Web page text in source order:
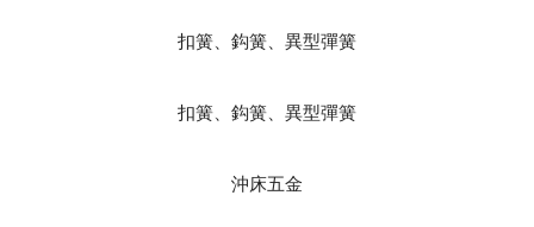
扣簧、鈎簧、異型彈簧
扣簧、鈎簧、異型彈簧
沖床五金